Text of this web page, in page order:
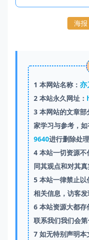
海报
1 本网站名称： 亦
2本站永久网址：
3本网站的文章部
家学习与参考，
9640进行删除处理
4本站一切资源不
同其观点和对其真
5本站一律禁止以
相关信息，访客
6本站资源大都存
联系我们我们会第
7如无特别声明本